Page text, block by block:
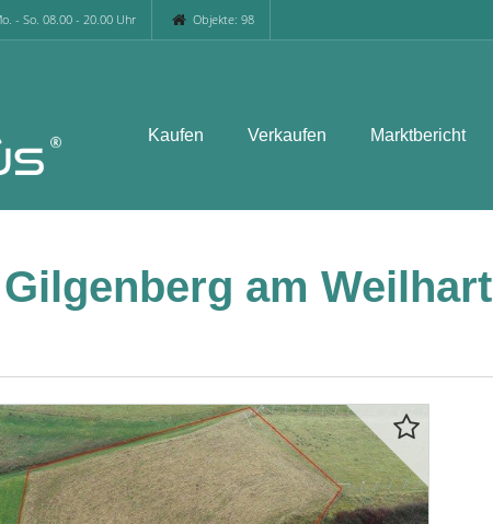
- So. 08.00 - 20.00 Uhr Objekte: 98
Kaufen Verkaufen Marktbericht
am Weilhart